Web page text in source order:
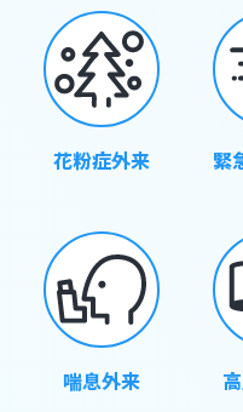
花粉症外来 緊
喘息外来